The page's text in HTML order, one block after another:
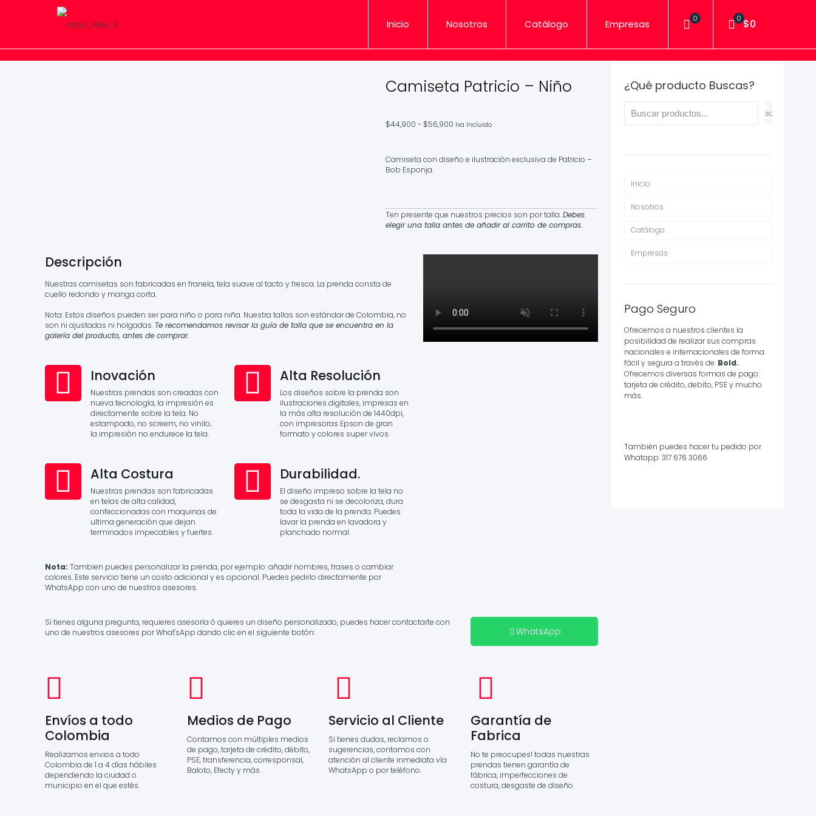
Inicio Nosotros Catálogo Empresas 0 0 $0
Camiseta Patricio – Niño
$44,900 - $56,900Rango
desde
$44,900
Iva Incluido
Camiseta con diseño e ilustración exclusiva de Patricio –
Bob Esponja.
Ten presente que nuestros precios son por talla.Debes
elegir una talla antes de añadir al carrito de compras.
Descripción
Nuestras camisetas son fabricadas en franela, tela suave al tacto y fresca. La prenda consta de
cuello redondo y manga corta.
Nota: Estos diseños pueden ser para niño o para niña. Nuestra tallas son estándar de Colombia, no
son ni ajustadas ni holgadas. Te recomendamos revisar la guía de talla que se encuentra en la
galería del producto, antes de comprar.
Inovación
Nuestras prendas son creadas con
nueva tecnología, la impresión es
directamente sobre la tela. No
estampado, no screem, no vinilo;
la impresión no endurece la tela.
Alta Resolución
Los diseños sobre la prenda son
ilustraciones digitales, impresas en
la más alta resolución de 1440dpi,
con impresoras Epson de gran
formato y colores super vivos.
Alta Costura
Nuestras prendas son fabricadas
en telas de alta calidad,
confeccionadas con maquinas de
ultima generación que dejan
terminados impecables y fuertes.
Durabilidad.
El diseño impreso sobre la tela no
se desgasta ni se decoloriza, dura
toda la vida de la prenda. Puedes
lavar la prenda en lavadora y
planchado normal.
Nota: Tambien puedes personalizar la prenda, por ejemplo: añadir nombres, frases o cambiar
colores. Este servicio tiene un costo adicional y es opcional. Puedes pedirlo directamente por
WhatsApp con uno de nuestros asesores.
Si tienes alguna pregunta, requieres asesoría ó quieres un diseño personalizado, puedes hacer contactarte con
uno de nuestros asesores por What'sApp dando clic en el siguiente botón:
WhatsApp
Envíos a todo
Colombia
Realizamos envios a todo
Colombia de 1 a 4 días hábiles
dependiendo la ciudad o
municipio en el que estés.
Medios de Pago
Contamos con múltiples medios
de pago, tarjeta de crédito, débito,
PSE, transferencia, corresponsal,
Baloto, Efecty y más.
Servicio al Cliente
Si tienes dudas, reclamos o
sugerencias, contamos con
atención al cliente inmediata vía
WhatsApp o por teléfono.
Garantía de
Fabrica
No te preocupes! todas nuestras
prendas tienen garantía de
fábrica, imperfecciones de
costura, desgaste de diseño.
¿Qué producto Buscas?
Buscar
Inicio
Nosotros
Catálogo
Empresas
Pago Seguro
Ofrecemos a nuestros clientes la
posibilidad de realizar sus compras
nacionales e internacionales de forma
fácil y segura a través de: Bold.
Ofrecemos diversas formas de pago:
tarjeta de crédito, debito, PSE y mucho
más.
También puedes hacer tu pedido por
Whatapp: 317 676 3066